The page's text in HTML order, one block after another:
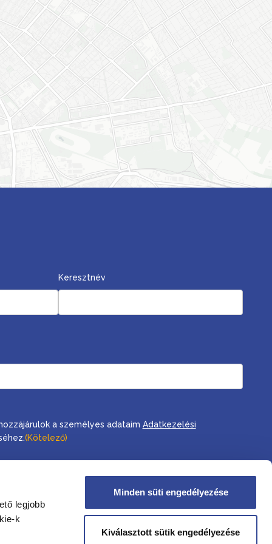
legjobb
k
Minden süti engedélyezése
Kiválasztott sütik engedélyezése
Keresztnév
a személyes adataim Adatkezelési
(Kötelező)